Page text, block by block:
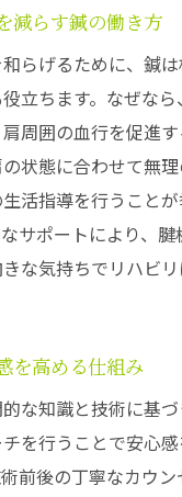
アを目指す際の注意点
アの実際と体験談
傷に対する鍼の体験
肩ケアを実感した具体
乗り越えた鍼経験者
ケアの実際とその変
アで鍼を選んだ利用
られる肩の変化と体
善に役立つ鍼の専門
に必要な専門知識を
傷の関係を深く理解
減らす鍼の働き方
らげるために、鍼
立ちます。なぜな
周囲の血行を促進す
状態に合わせて無
活指導を行うこと
サポートにより、腱
な気持ちでリハビ
を高める仕組み
な知識と技術に基
を行うことで安心
前後の丁寧なカウ